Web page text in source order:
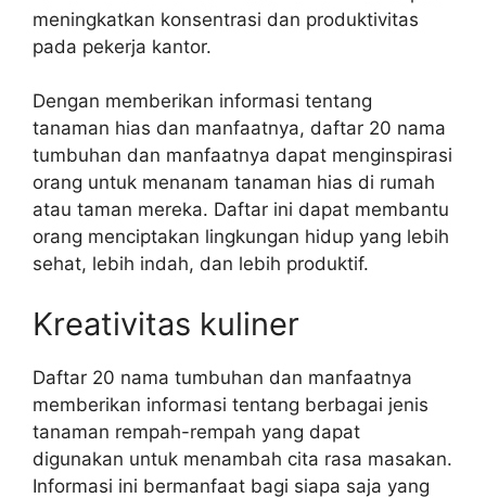
meningkatkan konsentrasi dan produktivitas
pada pekerja kantor.
Dengan memberikan informasi tentang
tanaman hias dan manfaatnya, daftar 20 nama
tumbuhan dan manfaatnya dapat menginspirasi
orang untuk menanam tanaman hias di rumah
atau taman mereka. Daftar ini dapat membantu
orang menciptakan lingkungan hidup yang lebih
sehat, lebih indah, dan lebih produktif.
Kreativitas kuliner
Daftar 20 nama tumbuhan dan manfaatnya
memberikan informasi tentang berbagai jenis
tanaman rempah-rempah yang dapat
digunakan untuk menambah cita rasa masakan.
Informasi ini bermanfaat bagi siapa saja yang